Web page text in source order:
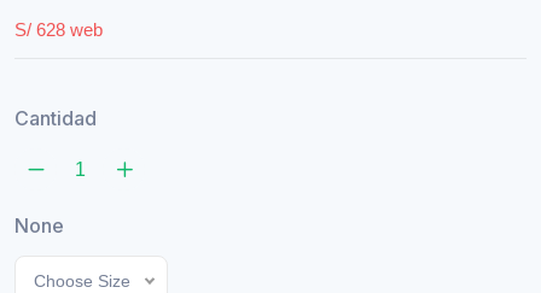
S/ 628 web
Cantidad
None
Choose Size